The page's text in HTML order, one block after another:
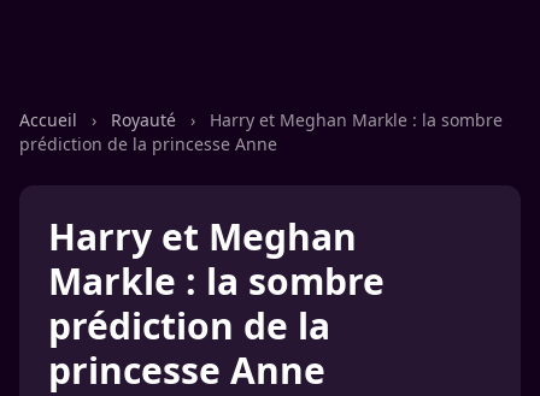
Accueil › Royauté ›
Harry et Meghan Markle : la sombre
prédiction de la princesse Anne
Harry et Meghan
Markle : la sombre
prédiction de la
princesse Anne